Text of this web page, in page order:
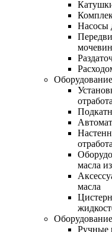
Насосы
масла
масла
Ручные